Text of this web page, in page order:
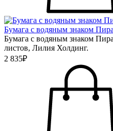
Бумага с водяным знаком
Бумага с водяным знаком
листов, Лилия Холдинг.
2 835₽